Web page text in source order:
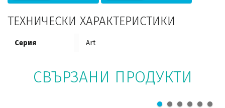
ТЕХНИЧЕСКИ ХАРАКТЕРИСТИКИ
Серия Art
СВЪРЗАНИ ПРОДУКТИ